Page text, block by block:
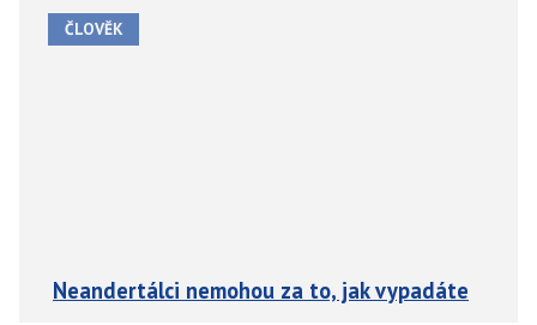
ČLOVĚK
Neandertálci nemohou za to, jak vypadáte